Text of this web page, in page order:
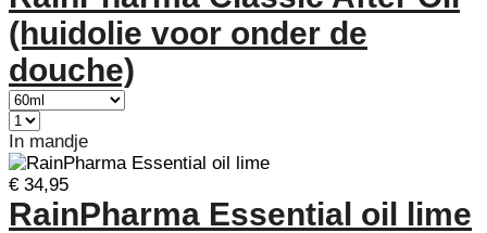
(huidolie voor onder de
douche)
In mandje
€ 34,95
RainPharma Essential oil lime